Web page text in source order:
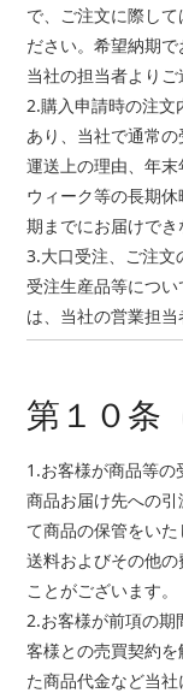
で、ご注文に際し
ださい。希望納期
当社の担当者よりご
2.購入申請時の注文
あり、当社で通常
運送上の理由、年
ウィーク等の長期
期までにお届けでき
3.大口受注、ご注文
受注生産品等につ
は、当社の営業担当
第１０条
1.お客様が商品等
商品お届け先への
て商品の保管をい
送料およびその他
ことがございます。
2.お客様が前項の期
客様との売買契約
た商品代金など当社